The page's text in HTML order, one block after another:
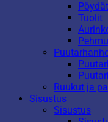
Pöydät
Tuolit
Ruukut ja
Sisustus
Sisustus